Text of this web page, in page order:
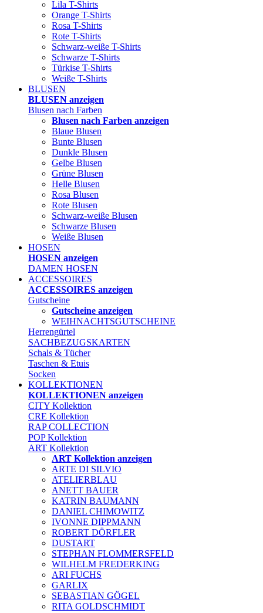
Lila T-Shirts
Orange T-Shirts
Rosa T-Shirts
Rote T-Shirts
Schwarz-weiße T-Shirts
Schwarze T-Shirts
Türkise T-Shirts
Weiße T-Shirts
BLUSEN
BLUSEN anzeigen
Blusen nach Farben
Blusen nach Farben anzeigen
Blaue Blusen
Bunte Blusen
Dunkle Blusen
Gelbe Blusen
Grüne Blusen
Helle Blusen
Rosa Blusen
Rote Blusen
Schwarz-weiße Blusen
Schwarze Blusen
Weiße Blusen
HOSEN
HOSEN anzeigen
DAMEN HOSEN
ACCESSOIRES
ACCESSOIRES anzeigen
Gutscheine
Gutscheine anzeigen
WEIHNACHTSGUTSCHEINE
Herrengürtel
SACHBEZUGSKARTEN
Schals & Tücher
Taschen & Etuis
Socken
KOLLEKTIONEN
KOLLEKTIONEN anzeigen
CITY Kollektion
CRE Kollektion
RAP COLLECTION
POP Kollektion
ART Kollektion
ART Kollektion anzeigen
ARTE DI SILVIO
ATELIERBLAU
ANETT BAUER
KATRIN BAUMANN
DANIEL CHIMOWITZ
IVONNE DIPPMANN
ROBERT DÖRFLER
DUSTART
STEPHAN FLOMMERSFELD
WILHELM FREDERKING
ARI FUCHS
GARLIX
SEBASTIAN GÖGEL
RITA GOLDSCHMIDT